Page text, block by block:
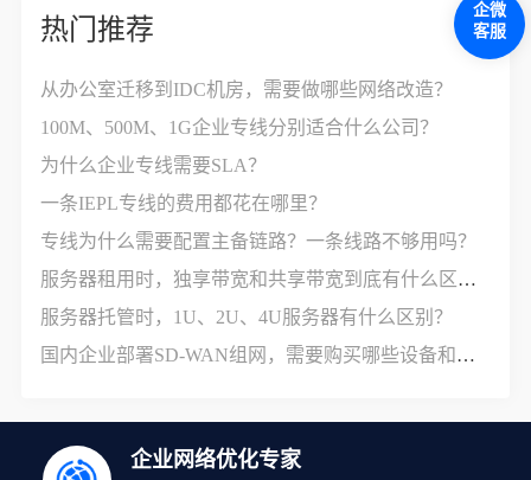
热门推荐
从办公室迁移到IDC机房，需要做哪些网络改造？
100M、500M、1G企业专线分别适合什么公司？
为什么企业专线需要SLA？
一条IEPL专线的费用都花在哪里？
专线为什么需要配置主备链路？一条线路不够用吗？
服务器租用时，独享带宽和共享带宽到底有什么区别？
服务器托管时，1U、2U、4U服务器有什么区别？
国内企业部署SD-WAN组网，需要购买哪些设备和服务？
企业网络优化专家
企微
客服